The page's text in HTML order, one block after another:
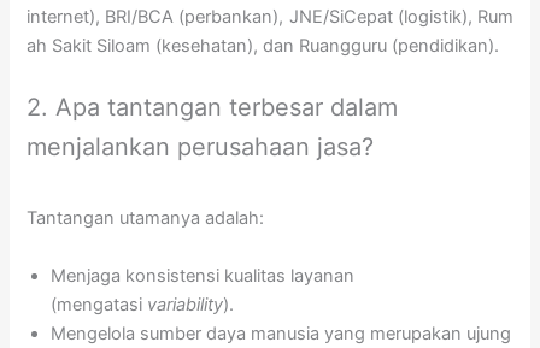
internet), BRI/BCA (perbankan), JNE/SiCepat (logistik), Rum
ah Sakit Siloam (kesehatan), dan Ruangguru (pendidikan).
2. Apa tantangan terbesar dalam
menjalankan perusahaan jasa?
Tantangan utamanya adalah:
Menjaga konsistensi kualitas layanan
(mengatasi variability).
Mengelola sumber daya manusia yang merupakan ujung